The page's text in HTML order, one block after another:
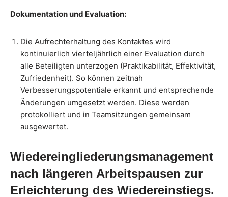
Dokumentation und Evaluation:
Die Aufrechterhaltung des Kontaktes wird
kontinuierlich vierteljährlich einer Evaluation durch
alle Beteiligten unterzogen (Praktikabilität, Effektivität,
Zufriedenheit). So können zeitnah
Verbesserungspotentiale erkannt und entsprechende
Änderungen umgesetzt werden. Diese werden
protokolliert und in Teamsitzungen gemeinsam
ausgewertet.
Wiedereingliederungsmanagement
nach längeren Arbeitspausen zur
Erleichterung des Wiedereinstiegs.